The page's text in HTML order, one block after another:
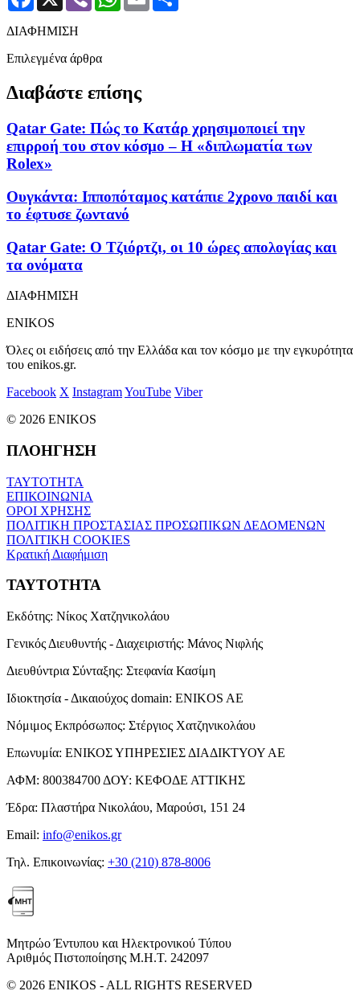
ΔΙΑΦΗΜΙΣΗ
Επιλεγμένα άρθρα
Διαβάστε επίσης
Qatar Gate: Πώς το Κατάρ χρησιμοποιεί την
επιρροή του στον κόσμο – Η «διπλωματία των
Rolex»
Ουγκάντα: Ιπποπόταμος κατάπιε 2χρονο παιδί και
το έφτυσε ζωντανό
Qatar Gate: Ο Τζιόρτζι, οι 10 ώρες απολογίας και
τα ονόματα
ΔΙΑΦΗΜΙΣΗ
ENIKOS
Όλες οι ειδήσεις από την Ελλάδα και τον κόσμο με την εγκυρότητα
του enikos.gr.
Facebook X InstagramYouTube Viber
© 2026 ENIKOS
ΠΛΟΗΓΗΣΗ
ΤΑΥΤΟΤΗΤΑ
ΕΠΙΚΟΙΝΩΝΙΑ
ΟΡΟΙ ΧΡΗΣΗΣ
ΠΟΛΙΤΙΚΗ ΠΡΟΣΤΑΣΙΑΣ ΠΡΟΣΩΠΙΚΩΝ ΔΕΔΟΜΕΝΩΝ
ΠΟΛΙΤΙΚΗ COOKIES
Κρατική Διαφήμιση
ΤΑΥΤΟΤΗΤΑ
Εκδότης: Νίκος Χατζηνικολάου
Γενικός Διευθυντής - Διαχειριστής: Μάνος Νιφλής
Διευθύντρια Σύνταξης: Στεφανία Κασίμη
Ιδιοκτησία - Δικαιούχος domain: ENIKOS AE
Νόμιμος Εκπρόσωπος: Στέργιος Χατζηνικολάου
Επωνυμία: ΕΝΙΚΟΣ ΥΠΗΡΕΣΙΕΣ ΔΙΑΔΙΚΤΥΟΥ ΑΕ
ΑΦΜ: 800384700 ΔΟΥ: ΚΕΦΟΔΕ ΑΤΤΙΚΗΣ
Έδρα: Πλαστήρα Νικολάου, Μαρούσι, 151 24
Email: info@enikos.gr
Τηλ. Επικοινωνίας: +30 (210) 878-8006
Μητρώο Έντυπου και Ηλεκτρονικού Τύπου
Αριθμός Πιστοποίησης Μ.Η.Τ. 242097
© 2026 ENIKOS - ALL RIGHTS RESERVED